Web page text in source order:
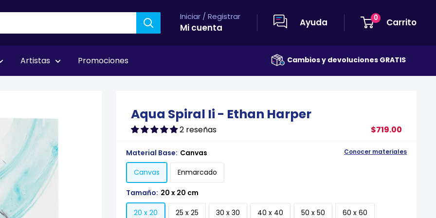
Iniciar / Registrar
Mi cuenta Ayuda 0 Carrito
Artistas Promociones Cambios y devoluciones GRATIS
Envío GRATIS
Aqua Spiral Ii - Ethan Harper
2 reseñas $719.00
Material Base: Canvas Conocer materiales
Canvas Enmarcado
Tamaño: 20 x 20 cm
20 x 20 25 x 25 30 x 30 40 x 40 50 x 50 60 x 60